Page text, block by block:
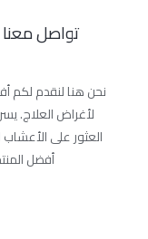
تواصل
نحن هنا لنقدم لكم
لأغراض العلاج.
العثور على الأعشاب
أفضل